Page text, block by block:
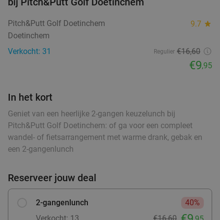
food
food
food
food
food
35%
Warme drank + zoete snack naar keuze (enkel
of 10-strippenkaart) bij SPAR city Zutphen
SPAR city Zutphen
Zutphen
Verkocht: 94 Regulier €4,55
€2
35%
Warme drank + zoete snack naar keuze (enkel
of 10-strippenkaart) bij SPAR City Enschede
Morgen
Pitch&Putt Golf Doetinchem 9.7 star
Doetinchem
Verkocht: 31
Regulier €16,60
€9,95
In het kort
Geniet van een heerlijke 2-gangen keuzelunch bij
Pitch&Putt Golf Doetinchem: of ga voor een compleet
wandel- of fietsarrangement met warme drank, gebak en
een 2-gangenlunch
Reserveer jouw deal
2-gangenlunch
40%